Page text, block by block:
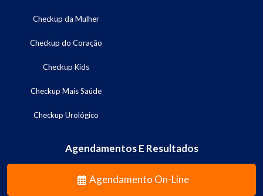
Checkup da Mulher
Checkup do Coração
Checkup Kids
Checkup Mais Saúde
Checkup Urológico
Agendamentos E Resultados
Agendamento On-Line